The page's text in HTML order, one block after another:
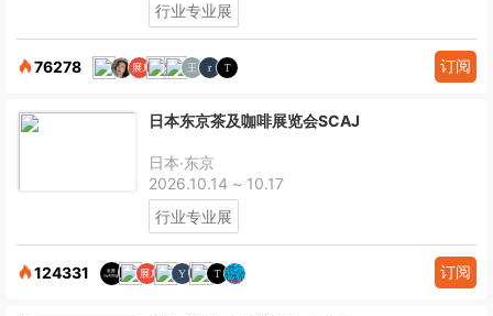
行业专业展
76278 订阅
日本东京茶及咖啡展览会SCAJ
日本·东京
2026.10.14 ~ 10.17
行业专业展
124331 订阅